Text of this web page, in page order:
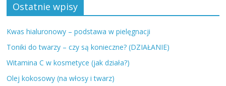
Ostatnie wpisy
Kwas hialuronowy – podstawa w pielęgnacji
Toniki do twarzy – czy są konieczne? (DZIAŁANIE)
Witamina C w kosmetyce (jak działa?)
Olej kokosowy (na włosy i twarz)